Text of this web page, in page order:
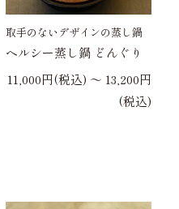
取手のないデザインの蒸し鍋
ヘルシー蒸し鍋 どんぐり
11,000円(税込) 〜 13,200円
(税込)